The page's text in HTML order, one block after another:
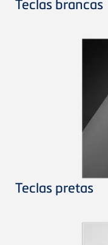
Teclas pretas